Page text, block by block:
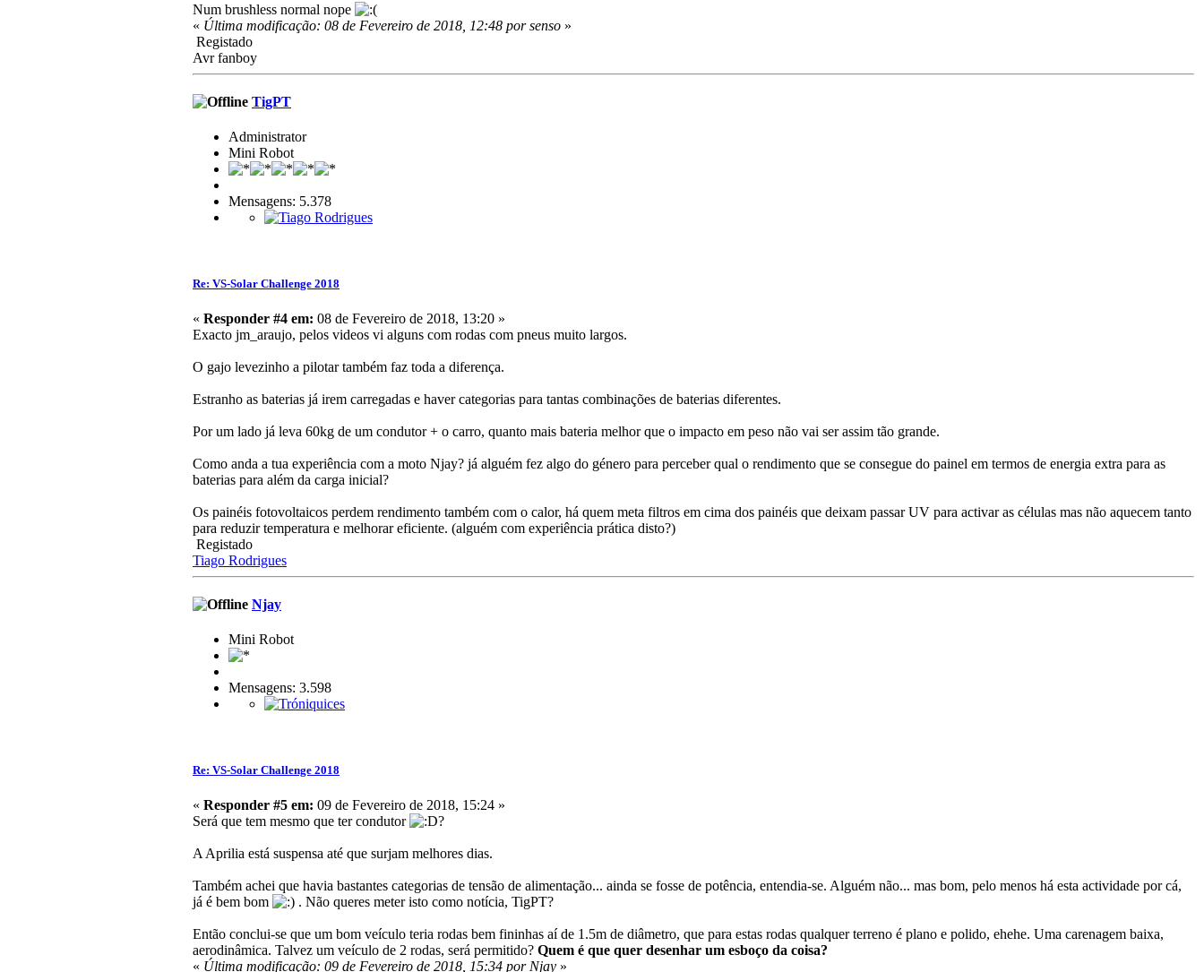
Num brushless normal nope
« Última modificação: 08 de Fevereiro de 2018, 12:48 por senso »
Registado
Avr fanboy
TigPT
Administrator
Mini Robot
Mensagens: 5.378
Re: VS-Solar Challenge 2018
« Responder #4 em: 08 de Fevereiro de 2018, 13:20 »
Exacto jm_araujo, pelos videos vi alguns com rodas com pneus muito largos.
O gajo levezinho a pilotar também faz toda a diferença.
Estranho as baterias já irem carregadas e haver categorias para tantas combinações de baterias diferentes.
Por um lado já leva 60kg de um condutor + o carro, quanto mais bateria melhor que o impacto em peso não vai ser assim tão grande.
Como anda a tua experiência com a moto Njay? já alguém fez algo do género para perceber qual o rendimento que se consegue do painel em termos de energia extra para as
baterias para além da carga inicial?
Os painéis fotovoltaicos perdem rendimento também com o calor, há quem meta filtros em cima dos painéis que deixam passar UV para activar as células mas não aquecem tanto
para reduzir temperatura e melhorar eficiente. (alguém com experiência prática disto?)
Registado
Tiago Rodrigues
Njay
Mini Robot
Mensagens: 3.598
Re: VS-Solar Challenge 2018
« Responder #5 em: 09 de Fevereiro de 2018, 15:24 »
Será que tem mesmo que ter condutor
?
A Aprilia está suspensa até que surjam melhores dias.
Também achei que havia bastantes categorias de tensão de alimentação... ainda se fosse de potência, entendia-se. Alguém não... mas bom, pelo menos há esta actividade por cá,
já é bem bom
. Não queres meter isto como notícia, TigPT?
Então conclui-se que um bom veículo teria rodas bem fininhas aí de 1.5m de diâmetro, que para estas rodas qualquer terreno é plano e polido, ehehe. Uma carenagem baixa,
aerodinâmica. Talvez um veículo de 2 rodas, será permitido? Quem é que quer desenhar um esboço da coisa?
« Última modificação: 09 de Fevereiro de 2018, 15:34 por Njay »